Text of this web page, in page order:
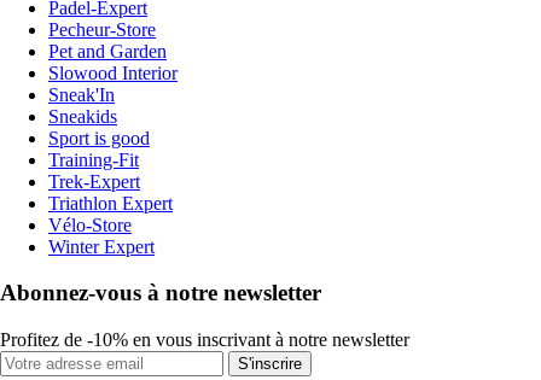
Padel-Expert
Pecheur-Store
Pet and Garden
Slowood Interior
Sneak'In
Sneakids
Sport is good
Training-Fit
Trek-Expert
Triathlon Expert
Vélo-Store
Winter Expert
Abonnez-vous à notre newsletter
Profitez de -10% en vous inscrivant à notre newsletter
S'inscrire